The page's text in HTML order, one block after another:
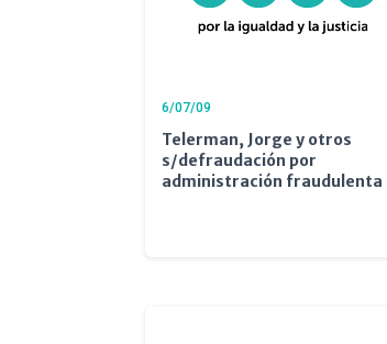
6/07/09
Telerman, Jorge y otros
s/defraudación por
administración fraudulenta